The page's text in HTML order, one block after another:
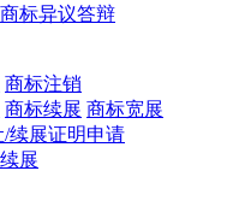
标异议答辩
商标注销
商标续展 商标宽展
续展证明申请
展